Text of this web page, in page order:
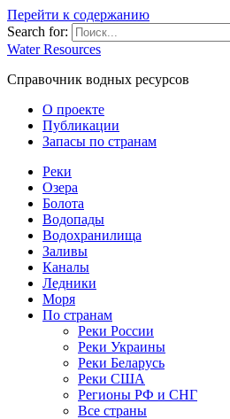
Перейти к содержанию
Search for:
Water Resources
Справочник водных ресурсов
О проекте
Публикации
Запасы по странам
Реки
Озера
Болота
Водопады
Водохранилища
Заливы
Каналы
Ледники
Моря
По странам
Реки России
Реки Украины
Реки Беларусь
Реки США
Регионы РФ и СНГ
Все страны